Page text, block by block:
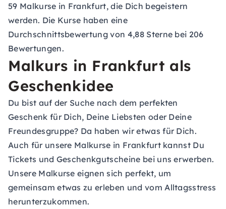
59 Malkurse in Frankfurt, die Dich begeistern
werden. Die Kurse haben eine
Durchschnittsbewertung von 4,88 Sterne bei 206
Bewertungen.
Malkurs in Frankfurt als
Geschenkidee
Du bist auf der Suche nach dem perfekten
Geschenk für Dich, Deine Liebsten oder Deine
Freundesgruppe? Da haben wir etwas für Dich.
Auch für unsere Malkurse in Frankfurt kannst Du
Tickets und Geschenkgutscheine bei uns erwerben.
Unsere Malkurse eignen sich perfekt, um
gemeinsam etwas zu erleben und vom Alltagsstress
herunterzukommen.